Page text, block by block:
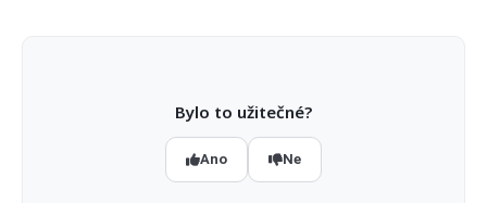
Bylo to užitečné?
Ano Ne